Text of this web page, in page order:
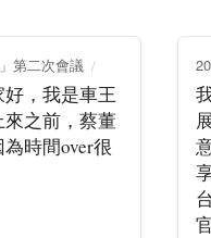
第二次會議
，我是車王
之前，蔡董
時間over很